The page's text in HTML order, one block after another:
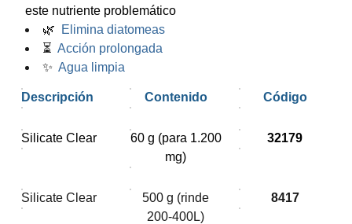
este nutriente problemático
🌿 Elimina diatomeas
⏳ Acción prolongada
✨ Agua limpia
Descripción Contenido Código
Silicate Clear
60 g (para 1.200
mg)
32179
Silicate Clear
500 g (rinde
200-400L)
8417